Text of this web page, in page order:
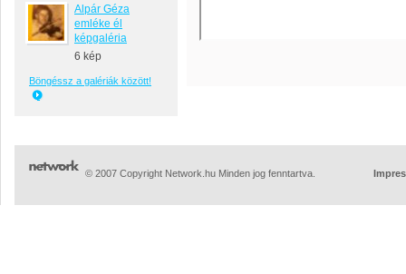
Alpár Géza
emléke él
képgaléria
6 kép
Böngéssz a galériák között!
© 2007 Copyright Network.hu Minden jog fenntartva.